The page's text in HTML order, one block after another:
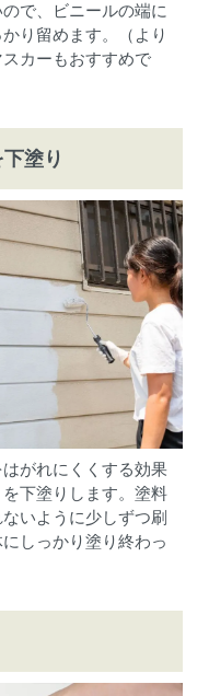
で、ビニールの端に
り留めます。（より
カーもおすすめで
塗り
がれにくくする効果
下塗りします。塗料
いように少しずつ刷
しっかり塗り終わっ